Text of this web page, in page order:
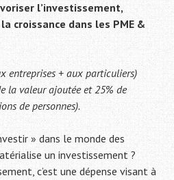
l’investissement,
croissance dans les PME &
entreprises + aux particuliers)
la valeur ajoutée et 25% de
de personnes).
» dans le monde des
un investissement ?
c’est une dépense visant à